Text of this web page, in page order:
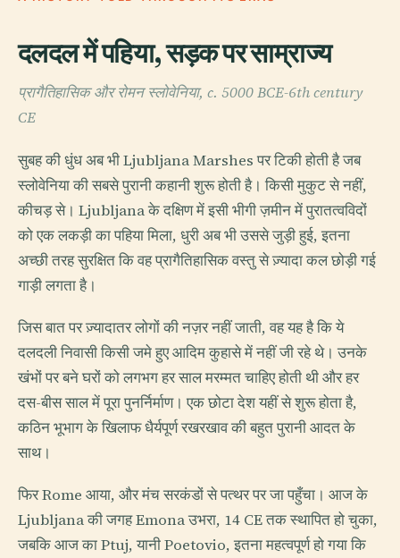
दलदल में पहिया, सड़क पर साम्राज्य
प्रागैतिहासिक और रोमन स्लोवेनिया, c. 5000 BCE-6th century
CE
सुबह की धुंध अब भी Ljubljana Marshes पर टिकी होती है जब
स्लोवेनिया की सबसे पुरानी कहानी शुरू होती है। किसी मुकुट से नहीं,
कीचड़ से। Ljubljana के दक्षिण में इसी भीगी ज़मीन में पुरातत्वविदों
को एक लकड़ी का पहिया मिला, धुरी अब भी उससे जुड़ी हुई, इतना
अच्छी तरह सुरक्षित कि वह प्रागैतिहासिक वस्तु से ज़्यादा कल छोड़ी गई
गाड़ी लगता है।
जिस बात पर ज़्यादातर लोगों की नज़र नहीं जाती, वह यह है कि ये
दलदली निवासी किसी जमे हुए आदिम कुहासे में नहीं जी रहे थे। उनके
खंभों पर बने घरों को लगभग हर साल मरम्मत चाहिए होती थी और हर
दस-बीस साल में पूरा पुनर्निर्माण। एक छोटा देश यहीं से शुरू होता है,
कठिन भूभाग के खिलाफ धैर्यपूर्ण रखरखाव की बहुत पुरानी आदत के
साथ।
फिर Rome आया, और मंच सरकंडों से पत्थर पर जा पहुँचा। आज के
Ljubljana की जगह Emona उभरा, 14 CE तक स्थापित हो चुका,
जबकि आज का Ptuj, यानी Poetovio, इतना महत्वपूर्ण हो गया कि